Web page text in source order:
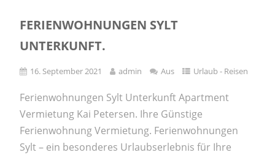
FERIENWOHNUNGEN SYLT
UNTERKUNFT.
16. September 2021 admin Aus Urlaub - Reisen
Ferienwohnungen Sylt Unterkunft Apartment
Vermietung Kai Petersen. Ihre Günstige
Ferienwohnung Vermietung. Ferienwohnungen
Sylt – ein besonderes Urlaubserlebnis für Ihre